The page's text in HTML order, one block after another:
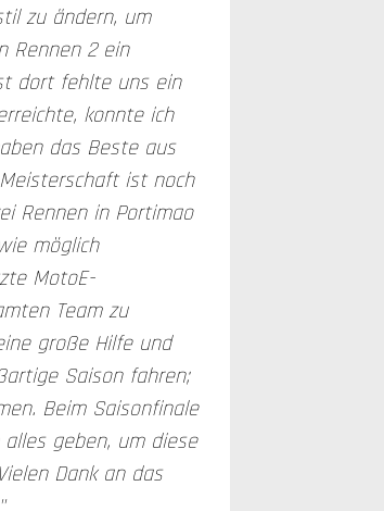
zu ändern, um
Rennen 2 ein
dort fehlte uns ein
konnte ich
das Beste aus
ist noch
Rennen in Portimao
möglich
MotoE-
Team zu
große Hilfe und
Saison fahren;
Beim Saisonfinale
geben, um diese
Dank an das